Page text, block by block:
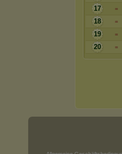
17
=
18
=
19
=
20
=